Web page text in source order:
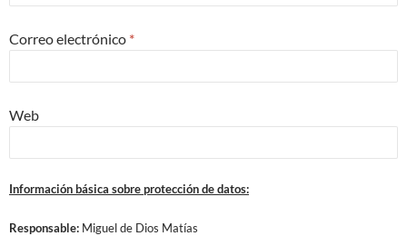
Correo electrónico *
Web
Información básica sobre protección de datos:
Responsable: Miguel de Dios Matías